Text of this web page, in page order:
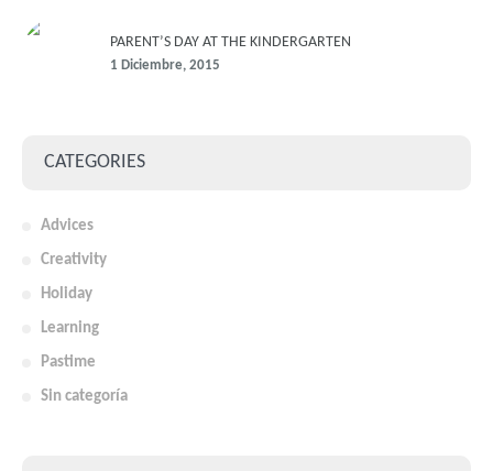
PARENT’S DAY AT THE KINDERGARTEN
1 Diciembre, 2015
CATEGORIES
Advices
Creativity
Holiday
Learning
Pastime
Sin categoría